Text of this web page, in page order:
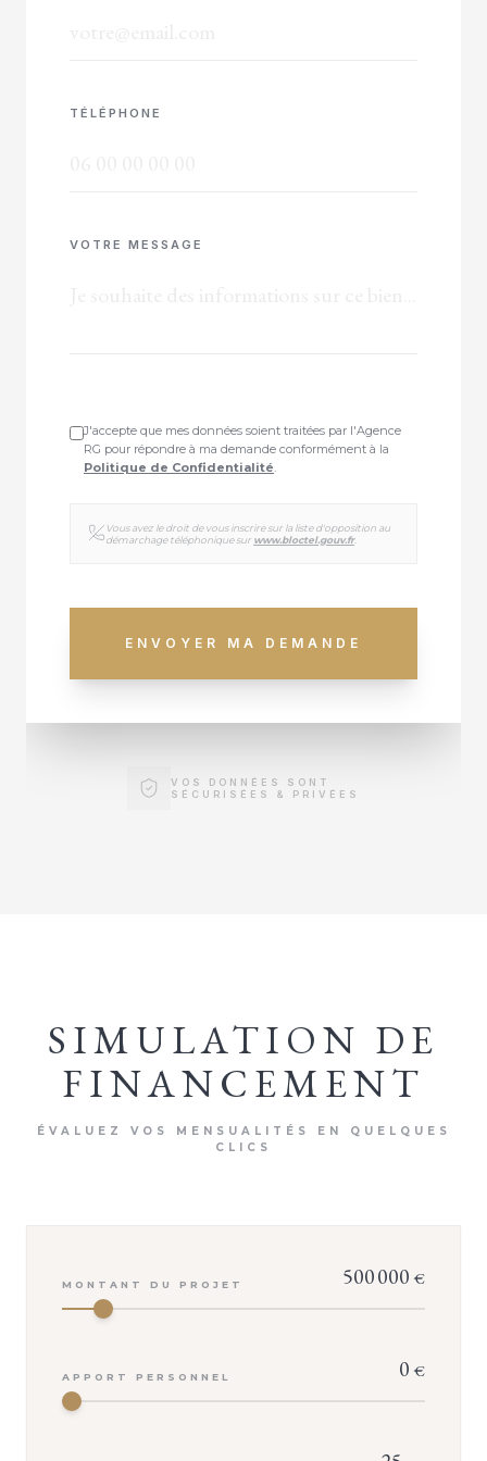
TÉLÉPHONE
VOTRE MESSAGE
J'accepte que mes données soient traitées par l'Agence
RG pour répondre à ma demande conformément à la
Politique de Confidentialité
Vous avez le droit de vous inscrire sur la liste d'opposition au
démarchage téléphonique sur www.bloctel.gouv.fr.
ENVOYER MA DEMANDE
VOS DONNÉES SONT
SÉCURISÉES & PRIVÉES
SIMULATION DE
FINANCEMENT
ÉVALUEZ VOS MENSUALITÉS EN QUELQUES
CLICS
MONTANT DU PROJET 500 000 €
APPORT PERSONNEL 0 €